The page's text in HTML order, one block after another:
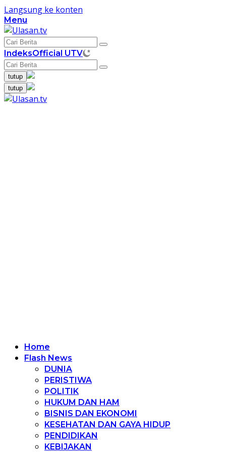
Langsung ke konten
Menu
IndeksOfficial UTV
tutup
tutup
Home
Flash News
DUNIA
PERISTIWA
POLITIK
HUKUM DAN HAM
BISNIS DAN EKONOMI
KESEHATAN DAN GAYA HIDUP
PENDIDIKAN
KEBIJAKAN